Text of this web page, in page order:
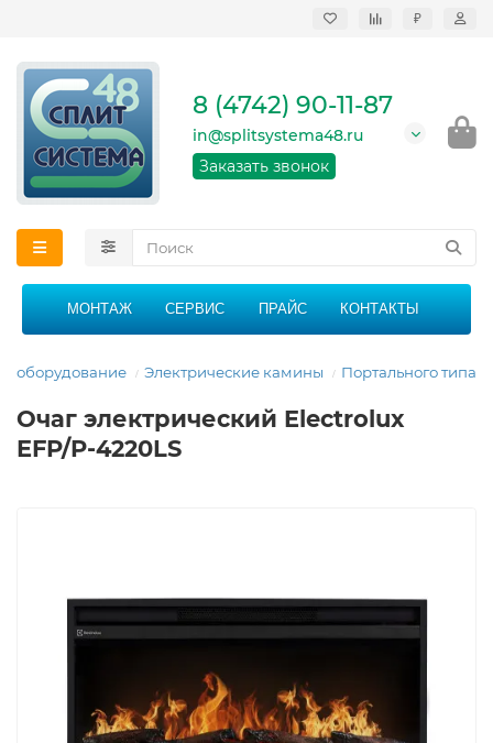
₽
кондиционеров в
области
График работы: 9:00 -
21:00 без перерыва и
8 (4742) 90-11-87
in@splitsystema48.ru
Заказать звонок
МОНТАЖ СЕРВИС ПРАЙС КОНТАКТЫ
оборудование Электрические камины Портального типа
Очаг электрический Electrolux
EFP/P-4220LS